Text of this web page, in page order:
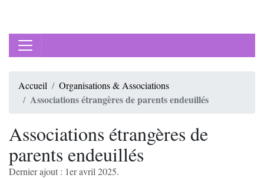
Accueil Organisations & Associations
Associations étrangères de parents endeuillés
Associations étrangères de
parents endeuillés
Dernier ajout : 1er avril 2025.